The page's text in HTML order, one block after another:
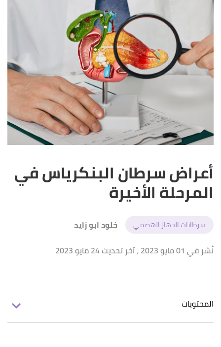
أعراض سرطان البنكرياس في
المرحلة الأخيرة
سرطانات الجهاز الهضمي
خلود ابو زايد
نُشر في 01 مايو 2023
، آخر تحديث 24 مايو 2023
المحتويات